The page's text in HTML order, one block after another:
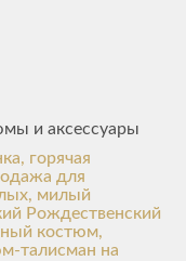
и аксессуары
горячая
для
милый
Рождественский
костюм,
талисман на